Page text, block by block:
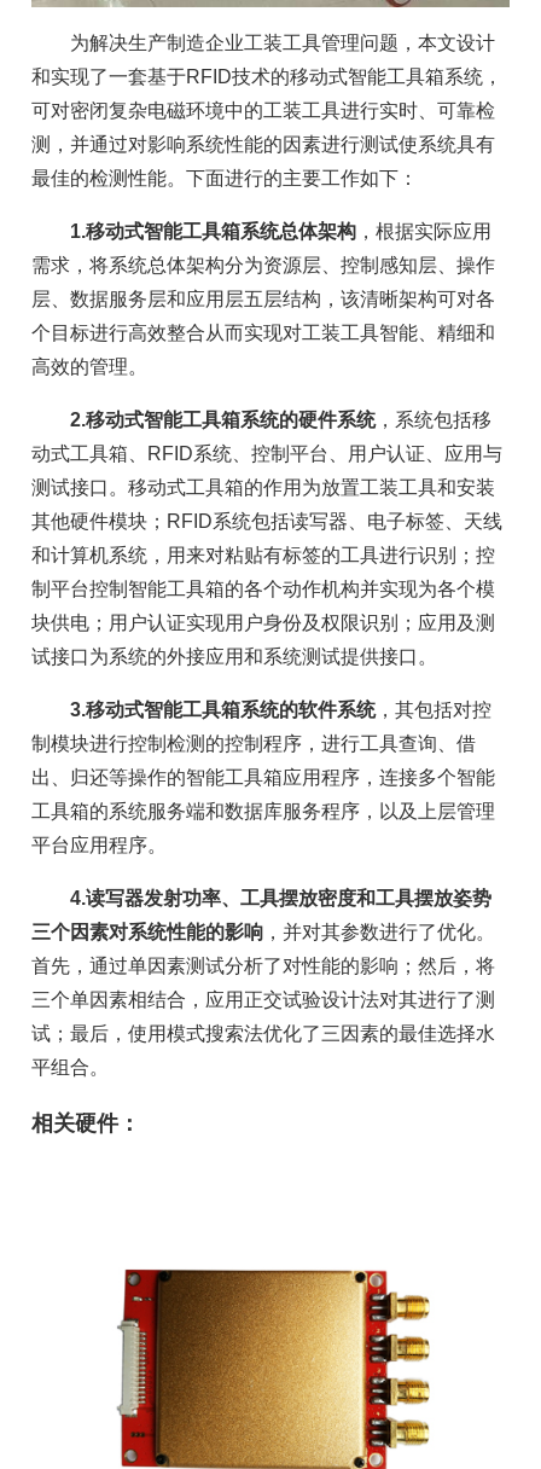
为解决生产制造企业工装工具管理问题，本文设计
和实现了一套基于RFID技术的移动式智能工具箱系统，
可对密闭复杂电磁环境中的工装工具进行实时、可靠检
测，并通过对影响系统性能的因素进行测试使系统具有
最佳的检测性能。下面进行的主要工作如下：
1.移动式智能工具箱系统总体架构 ，根据实际应用
需求，将系统总体架构分为资源层、控制感知层、操作
层、数据服务层和应用层五层结构，该清晰架构可对各
个目标进行高效整合从而实现对工装工具智能、精细和
高效的管理。
2.移动式智能工具箱系统的硬件系统，系统包括移
动式工具箱、RFID系统、控制平台、用户认证、应用与
测试接口。移动式工具箱的作用为放置工装工具和安装
其他硬件模块；RFID系统包括读写器、电子标签、天线
和计算机系统，用来对粘贴有标签的工具进行识别；控
制平台控制智能工具箱的各个动作机构并实现为各个模
块供电；用户认证实现用户身份及权限识别；应用及测
试接口为系统的外接应用和系统测试提供接口。
3.移动式智能工具箱系统的软件系统，其包括对控
制模块进行控制检测的控制程序，进行工具查询、借
出、归还等操作的智能工具箱应用程序，连接多个智能
工具箱的系统服务端和数据库服务程序，以及上层管理
平台应用程序。
4.读写器发射功率、工具摆放密度和工具摆放姿势
三个因素对系统性能的影响 ，并对其参数进行了优化。
首先，通过单因素测试分析了对性能的影响；然后，将
三个单因素相结合，应用正交试验设计法对其进行了测
试；最后，使用模式搜索法优化了三因素的最佳选择水
平组合。
相关硬件：